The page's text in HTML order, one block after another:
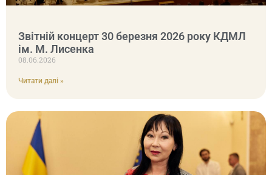
Звітній концерт 30 березня 2026 року КДМЛ
ім. М. Лисенка
08.06.2026
Читати далі »